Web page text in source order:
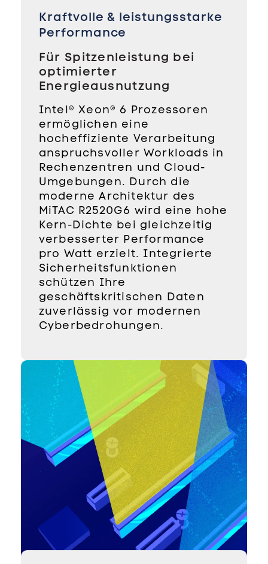
Kraftvolle & leistungsstarke
Performance
Für Spitzenleistung bei
optimierter
Energieausnutzung
Intel® Xeon® 6 Prozessoren
ermöglichen eine
hocheffiziente Verarbeitung
anspruchsvoller Workloads in
Rechenzentren und Cloud-
Umgebungen. Durch die
moderne Architektur des
MiTAC R2520G6 wird eine hohe
Kern-Dichte bei gleichzeitig
verbesserter Performance
pro Watt erzielt. Integrierte
Sicherheitsfunktionen
schützen Ihre
geschäftskritischen Daten
zuverlässig vor modernen
Cyberbedrohungen.